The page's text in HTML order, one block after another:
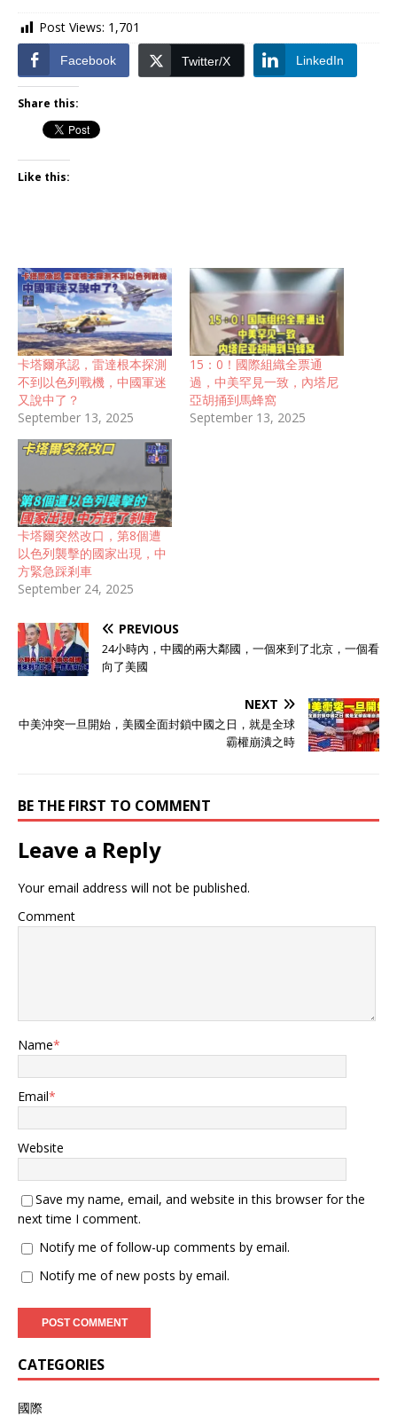
Post Views: 1,701
Facebook Twitter/X LinkedIn
Share this:
Like this:
卡塔爾承認，雷達根本探測
不到以色列戰機，中國軍迷
又說中了？
September 13, 2025
15：0！國際組織全票通
過，中美罕見一致，內塔尼
亞胡捅到馬蜂窩
September 13, 2025
卡塔爾突然改口，第8個遭
以色列襲擊的國家出現，中
方緊急踩剎車
September 24, 2025
PREVIOUS
24小時內，中國的兩大鄰國，一個來到了北京，一個看
向了美國
NEXT
中美沖突一旦開始，美國全面封鎖中國之日，就是全球
霸權崩潰之時
BE THE FIRST TO COMMENT
Leave a Reply
Your email address will not be published.
Comment
Name*
Email*
Website
Save my name, email, and website in this browser for the
next time I comment.
Notify me of follow-up comments by email.
Notify me of new posts by email.
CATEGORIES
國際